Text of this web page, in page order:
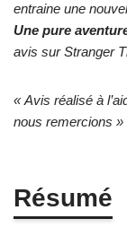
entraine une
Une pure
avis sur Stranger
« Avis réalisé à
nous remercions »
Résumé